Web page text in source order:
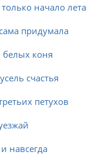
начало лета
придумала
коня
счастья
петухов
навсегда